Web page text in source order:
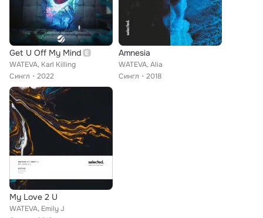
Get U Off My Mind
WATEVA, Karl Killing
Сингл
2022
Amnesia
WATEVA, Alia
Сингл
2018
My Love 2 U
WATEVA, Emily J